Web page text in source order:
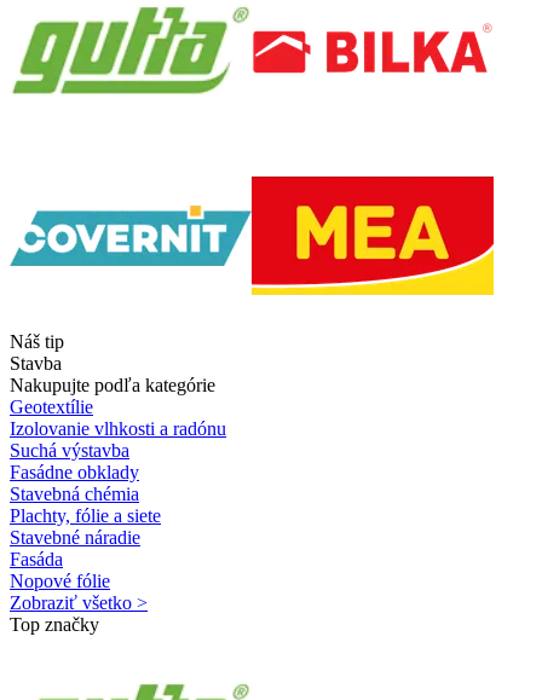
Náš tip
Stavba
Nakupujte podľa kategórie
Geotextílie
Izolovanie vlhkosti a radónu
Suchá výstavba
Fasádne obklady
Stavebná chémia
Plachty, fólie a siete
Stavebné náradie
Fasáda
Nopové fólie
Zobraziť všetko >
Top značky